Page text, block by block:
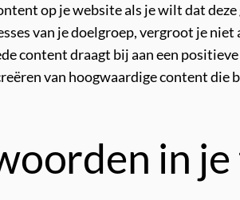
op je website als je wilt dat
van je doelgroep, vergroot je niet
content draagt bij aan een
van hoogwaardige content die
in